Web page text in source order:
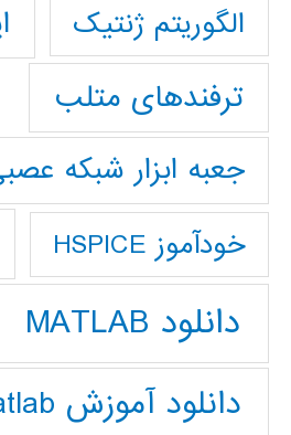
الگوریتم ژنتیک
ترفندهای متلب
جعبه ابزار شبکه
خودآموز HSPICE
دانلود MATLAB
دانلود آموزش Matlab